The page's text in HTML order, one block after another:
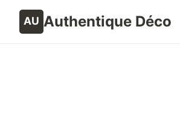
Authentique Déco